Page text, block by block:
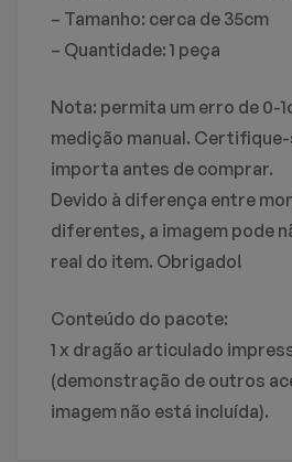
– Tamanho: cerca de 35cm
– Quantidade: 1 peça
Nota: permita um erro de 0-
medição manual. Certifique-
importa antes de comprar.
Devido à diferença entre
diferentes, a imagem pode
real do item. Obrigado!
Conteúdo do pacote:
1 x dragão articulado
(demonstração de outros
imagem não está incluída).